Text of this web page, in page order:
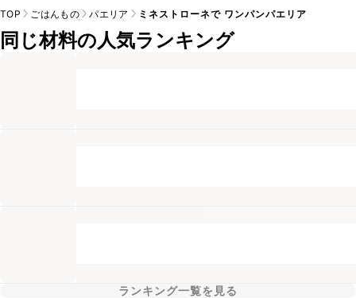
TOP ごはんもの パエリア ミネストローネで ワンパンパエリア
同じ材料の人気ランキング
ランキング一覧を見る